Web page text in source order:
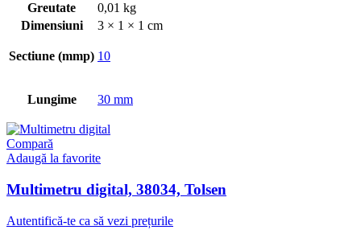
Greutate
0,01 kg
Dimensiuni
3 × 1 × 1 cm
Sectiune (mmp) 10
Lungime 30 mm
Compară
Adaugă la favorite
Multimetru digital, 38034, Tolsen
Autentifică-te ca să vezi prețurile